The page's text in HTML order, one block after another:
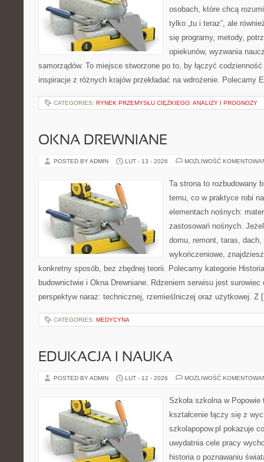
osobach, które chcą
tylko „tu i teraz”, ale
się programy, metody,
opiekunów, wyzwania
samorządów. To miejsce stworzone po to, by łączyć
inspiracje z różnych krajów przekładać na wdrożenie. Polecamy
CATEGORIES: RYNEK PRZEMYSŁU CIĘŻKIEGO: ANALIZY I PROGNOZY
OKNA DREWNIANE
POSTED BY ADMIN LUT - 13 - 2026 MOŻLIWOŚĆ
Ta strona to rozbudowany
temu, co w praktyce robi
elementach nośnych:
zastosowań nośnych.
domu, remont, taras,
wykończeniowe,
konkretny sposób, bez zbędnej teorii. Polecamy kategorie
budownictwie i Okna Drewniane. Rdzeniem serwisu jest
perspektyw naraz: technicznej, rzemieślniczej oraz użytkowej. Z
CATEGORIES: MEDYCYNA
EDUKACJA I NAUKA
POSTED BY ADMIN LUT - 12 - 2026 MOŻLIWOŚĆ
Szkoła szkolna w
kształcenie łączy się z
szkolapopow.pl pokazuje
uwydatnia cele pracy
historia o poznawaniu